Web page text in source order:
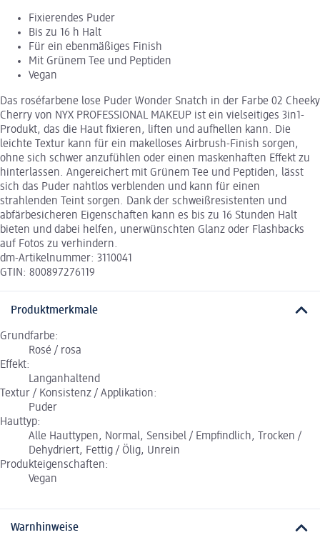
Fixierendes Puder
Bis zu 16 h Halt
Für ein ebenmäßiges Finish
Mit Grünem Tee und Peptiden
Vegan
Das roséfarbene lose Puder Wonder Snatch in der Farbe 02 Cheeky
Cherry von NYX PROFESSIONAL MAKEUP ist ein vielseitiges 3in1-
Produkt, das die Haut fixieren, liften und aufhellen kann. Die
leichte Textur kann für ein makelloses Airbrush-Finish sorgen,
ohne sich schwer anzufühlen oder einen maskenhaften Effekt zu
hinterlassen. Angereichert mit Grünem Tee und Peptiden, lässt
sich das Puder nahtlos verblenden und kann für einen
strahlenden Teint sorgen. Dank der schweißresistenten und
abfärbesicheren Eigenschaften kann es bis zu 16 Stunden Halt
bieten und dabei helfen, unerwünschten Glanz oder Flashbacks
auf Fotos zu verhindern.
dm-Artikelnummer: 3110041
GTIN: 800897276119
Produktmerkmale
Grundfarbe:
Rosé / rosa
Effekt:
Langanhaltend
Textur / Konsistenz / Applikation:
Puder
Hauttyp:
Alle Hauttypen, Normal, Sensibel / Empfindlich, Trocken /
Dehydriert, Fettig / Ölig, Unrein
Produkteigenschaften:
Vegan
Warnhinweise